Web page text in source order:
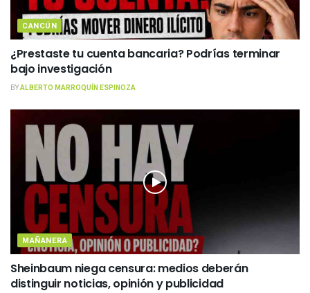
CANCÚN
¿Prestaste tu cuenta bancaria? Podrías terminar
bajo investigación
BYALBERTO MARROQUÍN ESPINOZA
MAÑANERA
Sheinbaum niega censura: medios deberán
distinguir noticias, opinión y publicidad